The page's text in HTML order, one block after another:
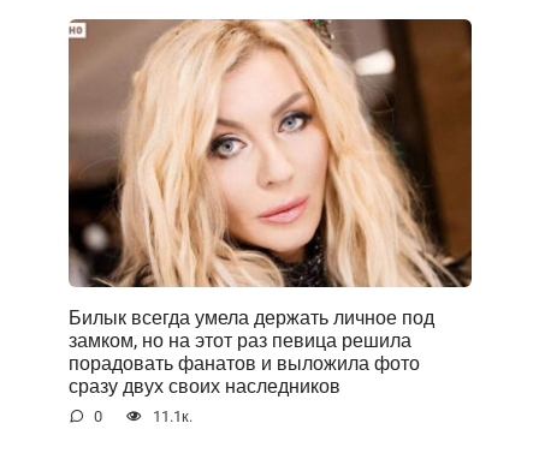
Билык всегда умела держать личное под
замком, но на этот раз певица решила
порадовать фанатов и выложила фото
сразу двух своих наследников
0 11.1к.